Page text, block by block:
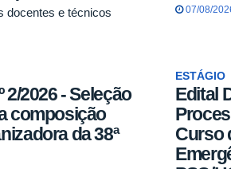
docentes e técnicos
07/08/
2/2026 - Seleção
composição
da 38ª
ESTÁGIO
Edital
Curso